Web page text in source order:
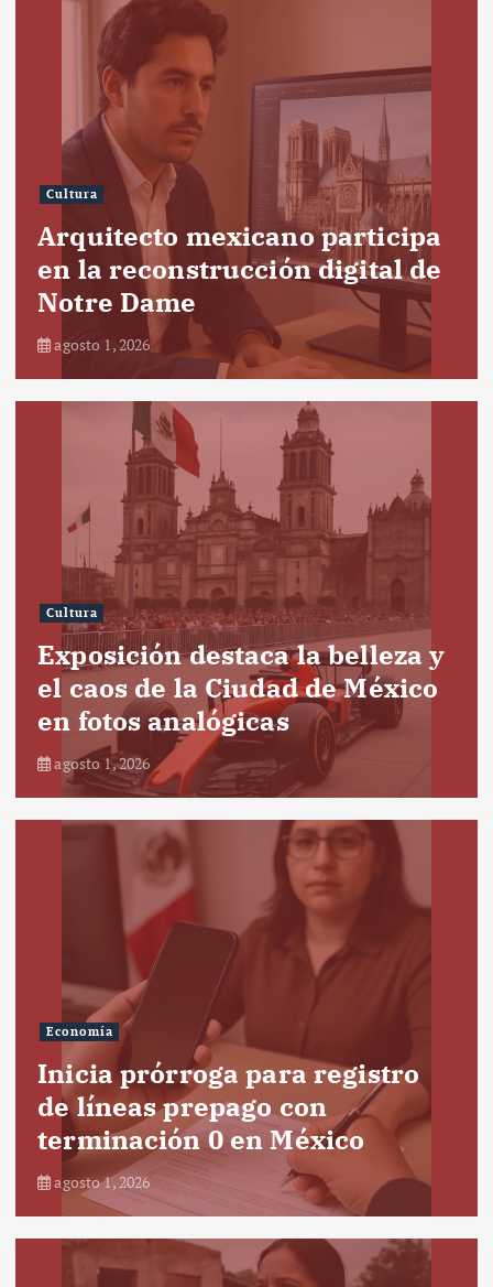
Cultura
Arquitecto mexicano participa
en la reconstrucción digital de
Notre Dame
agosto 1, 2026
Cultura
Exposición destaca la belleza y
el caos de la Ciudad de México
en fotos analógicas
agosto 1, 2026
Economía
Inicia prórroga para registro
de líneas prepago con
terminación 0 en México
agosto 1, 2026